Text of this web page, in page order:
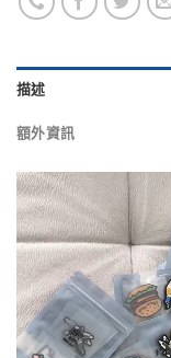
描述
額外資訊
視
訊
播
放
器